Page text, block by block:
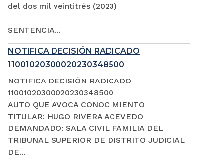
del dos mil veintitrés (2023)
SENTENCIA...
NOTIFICA DECISIÓN RADICADO
11001020300020230348500
NOTIFICA DECISIÓN RADICADO
11001020300020230348500
AUTO QUE AVOCA CONOCIMIENTO
TITULAR: HUGO RIVERA ACEVEDO
DEMANDADO: SALA CIVIL FAMILIA DEL
TRIBUNAL SUPERIOR DE DISTRITO JUDICIAL
DE...